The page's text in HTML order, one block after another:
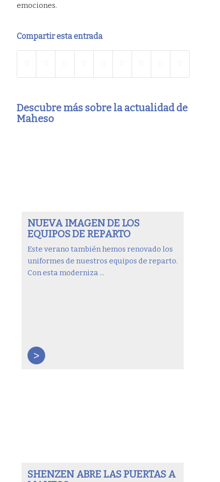
emociones.
Compartir esta entrada
Descubre más sobre la actualidad de
Maheso
NUEVA IMAGEN DE LOS
EQUIPOS DE REPARTO
Este verano también hemos renovado los
uniformes de nuestros equipos de reparto.
Con esta moderniza ...
>
SHENZEN ABRE LAS PUERTAS A